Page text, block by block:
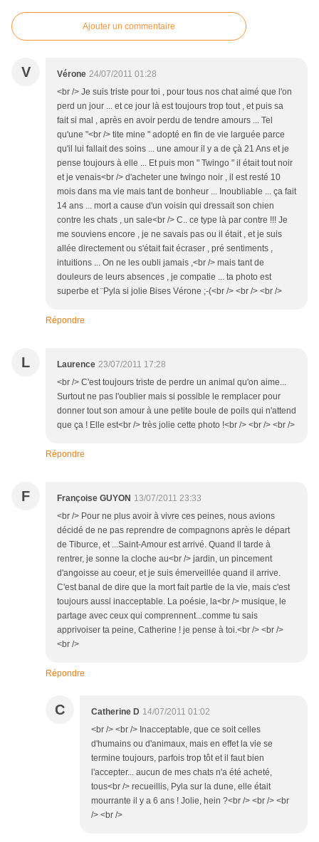
Ajouter un commentaire
V Vérone 24/07/2011 01:28
<br /> Je suis triste pour toi , pour tous nos chat aimé que l'on
perd un jour ... et ce jour là est toujours trop tout , et puis sa
fait si mal , après en avoir perdu de tendre amours ... Tel
qu'une "<br /> tite mine " adopté en fin de vie larguée parce
qu'il lui fallait des soins ... une amour il y a de çà 21 Ans et je
pense toujours à elle ... Et puis mon " Twingo " il était tout noir
et je venais<br /> d'acheter une twingo noir , il est resté 10
mois dans ma vie mais tant de bonheur ... Inoubliable ... ça fait
14 ans ... mort a cause d'un voisin qui dressait son chien
contre les chats , un sale<br /> C.. ce type là par contre !!! Je
me souviens encore , je ne savais pas ou il était , et je suis
allée directement ou s'était fait écraser , pré sentiments ,
intuitions ... On ne les oubli jamais ,<br /> mais tant de
douleurs de leurs absences , je compatie ... ta photo est
superbe et ¨Pyla si jolie Bises Vérone ;-(<br /> <br /> <br />
Répondre
L Laurence 23/07/2011 17:28
<br /> C'est toujours triste de perdre un animal qu'on aime...
Surtout ne pas l'oublier mais si possible le remplacer pour
donner tout son amour à une petite boule de poils qui n'attend
que ça ! Elle est<br /> très jolie cette photo !<br /> <br /> <br />
Répondre
F Françoise GUYON 13/07/2011 23:33
<br /> Pour ne plus avoir à vivre ces peines, nous avions
décidé de ne pas reprendre de compagnons après le départ
de Tiburce, et ...Saint-Amour est arrivé. Quand il tarde à
rentrer, je sonne la cloche au<br /> jardin, un pincement
d'angoisse au coeur, et je suis émerveillée quand il arrive.
C'est banal de dire que la mort fait partie de la vie, mais c'est
toujours aussi inacceptable. La poésie, la<br /> musique, le
partage avec ceux qui comprennent...comme tu sais
apprivoiser ta peine, Catherine ! je pense à toi.<br /> <br />
<br />
Répondre
C Catherine D 14/07/2011 01:02
<br /> <br /> Inacceptable, que ce soit celles
d'humains ou d'animaux, mais en effet la vie se
termine toujours, parfois trop tôt et il faut bien
l'accepter... aucun de mes chats n'a été acheté,
tous<br /> recueillis, Pyla sur la dune, elle était
mourrante il y a 6 ans ! Jolie, hein ?<br /> <br /> <br
/> <br />